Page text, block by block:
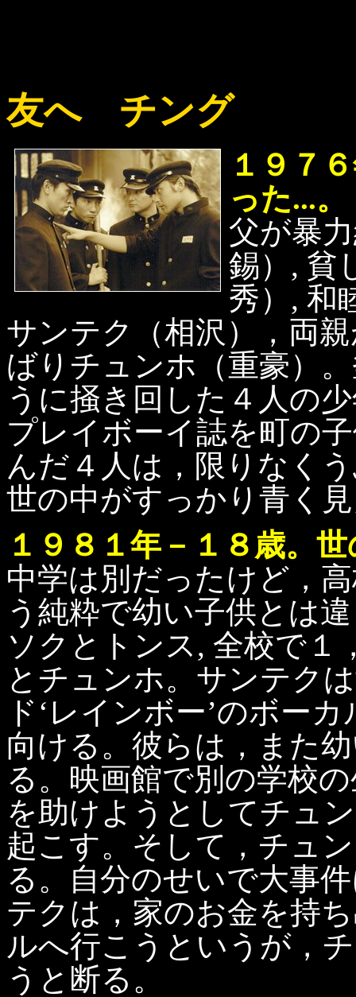
友へ チング
１９７
った...。
父が暴
錫）, 貧
秀）, 和
サンテク（相沢），両
ばりチュンホ（重豪）
うに掻き回した４人の
プレイボーイ誌を町の
んだ４人は，限りなく
世の中がすっかり青く
１９８１年－１８歳。
中学は別だったけど，
う純粋で幼い子供とは
ソクとトンス, 全校で１
とチュンホ。サンテク
ド‘レインボー’のボー
向ける。彼らは，また
る。映画館で別の学校
を助けようとしてチュ
起こす。そして，チュ
る。自分のせいで大事
テクは，家のお金を持
ルへ行こうというが，
うと断る。